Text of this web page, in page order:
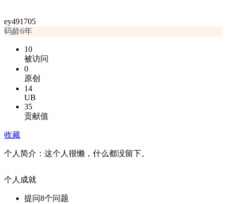
ey491705
码龄6年
10
被访问
0
原创
14
UB
35
贡献值
收藏
个人简介： 这个人很懒，什么都没留下。
个人成就
提问8个问题